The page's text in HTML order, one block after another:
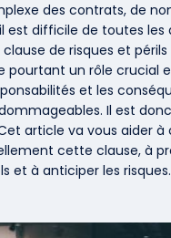
des contrats, de
est difficile de toutes les
de risques et périls
pourtant un rôle crucial
et les
Il est
article va vous aider
cette clause, à
et à anticiper les risques.